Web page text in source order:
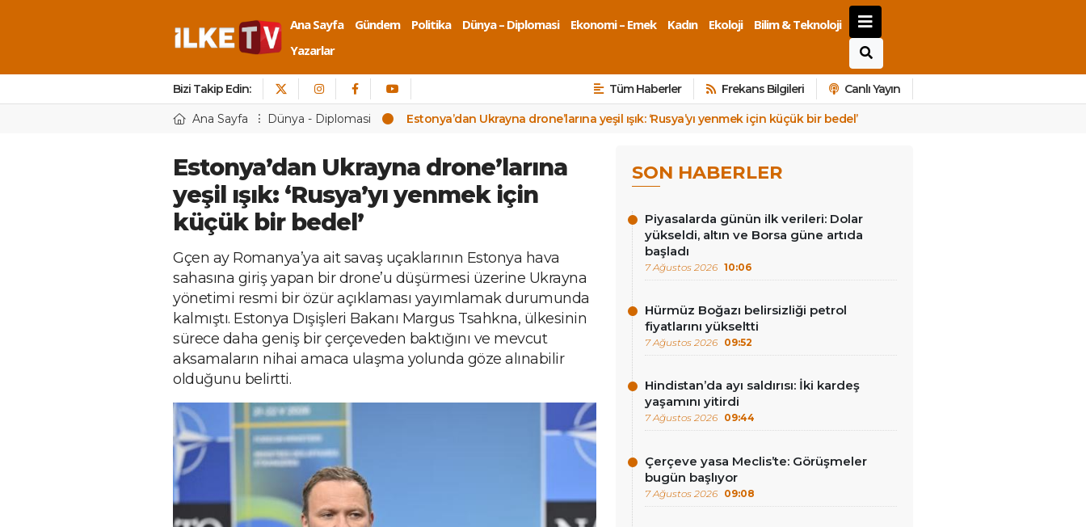
Ana Sayfa Gündem Politika Dünya – Diplomasi Ekonomi – Emek Kadın Ekoloji
Bilim & Teknoloji
Yazarlar
Bizi Takip Edin: Tüm Haberler Frekans Bilgileri Canlı Yayın
Ana Sayfa Dünya - Diplomasi Estonya’dan Ukrayna drone’larına yeşil ışık: ‘Rusya’yı yenmek için küçük bir bedel’
Estonya’dan Ukrayna drone’larına
yeşil ışık: ‘Rusya’yı yenmek için
küçük bir bedel’
Gçen ay Romanya’ya ait savaş uçaklarının Estonya hava
sahasına giriş yapan bir drone’u düşürmesi üzerine Ukrayna
yönetimi resmi bir özür açıklaması yayımlamak durumunda
kalmıştı. Estonya Dışişleri Bakanı Margus Tsahkna, ülkesinin
sürece daha geniş bir çerçeveden baktığını ve mevcut
aksamaların nihai amaca ulaşma yolunda göze alınabilir
olduğunu belirtti.
SON HABERLER
Piyasalarda günün ilk verileri: Dolar
yükseldi, altın ve Borsa güne artıda
başladı
7 Ağustos 2026 10:06
Hürmüz Boğazı belirsizliği petrol
fiyatlarını yükseltti
7 Ağustos 2026 09:52
Hindistan’da ayı saldırısı: İki kardeş
yaşamını yitirdi
7 Ağustos 2026 09:44
Çerçeve yasa Meclis’te: Görüşmeler
bugün başlıyor
7 Ağustos 2026 09:08